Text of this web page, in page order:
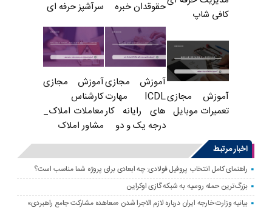
کافی شاپ
حقوقدان خبره سرآشپز حرفه ای
آموزش مجازی
تعمیرات موبایل
آموزش مجازی
ICDL مهارت
های رایانه کار
درجه یک و دو
آموزش مجازی
کارشناس
معاملات املاک_
مشاور املاک
اخبار مرتبط
راهنمای کامل انتخاب پروفیل فولادی: چه ابعادی برای پروژه شما مناسب است؟
بزرگ‌ترین حمله روسیه به شبکه گازی اوکراین
بیانیه وزارت خارجه ایران درباره لازم‌ الاجرا شدن «معاهده مشارکت جامع راهبردی»